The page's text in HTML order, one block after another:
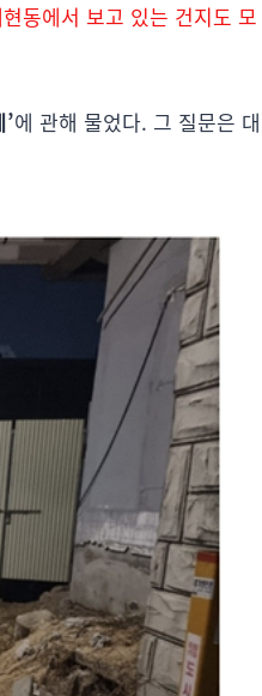
동에서 보고 있는 건지도 모
에 관해 물었다. 그 질문은 대